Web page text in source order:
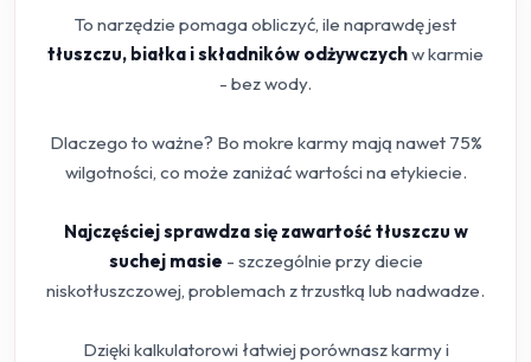
To narzędzie pomaga obliczyć, ile naprawdę jest
tłuszczu, białka i składników odżywczychw karmie
- bez wody.
Dlaczego to ważne? Bo mokre karmy mają nawet 75%
wilgotności, co może zaniżać wartości na etykiecie.
Najczęściej sprawdza się zawartość tłuszczu w
suchej masie - szczególnie przy diecie
niskotłuszczowej, problemach z trzustką lub nadwadze.
Dzięki kalkulatorowi łatwiej porównasz karmy i